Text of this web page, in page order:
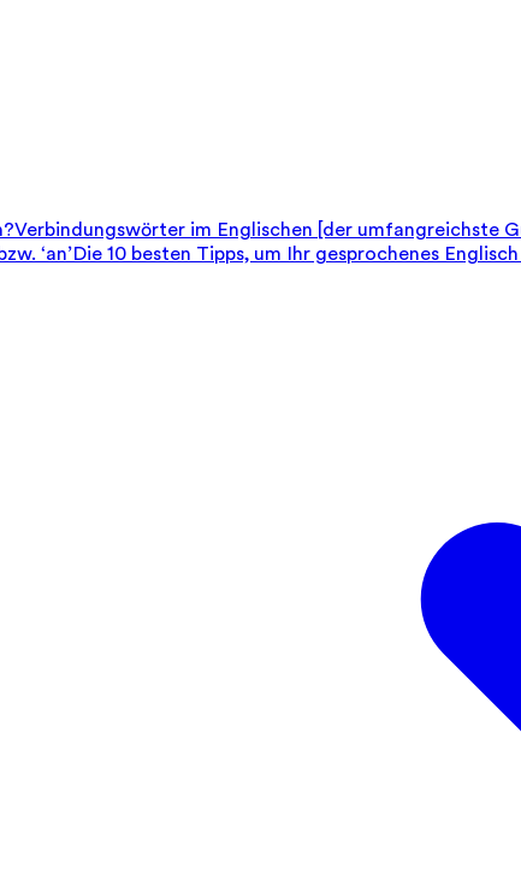
Verbindungswörter im Englischen [der umfangreichste
‘an’Die 10 besten Tipps, um Ihr gesprochenes